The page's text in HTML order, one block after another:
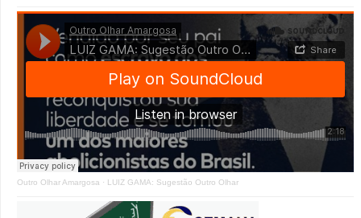
Outro Olhar Amargosa · LUIZ GAMA: Sugestão Outro Olhar